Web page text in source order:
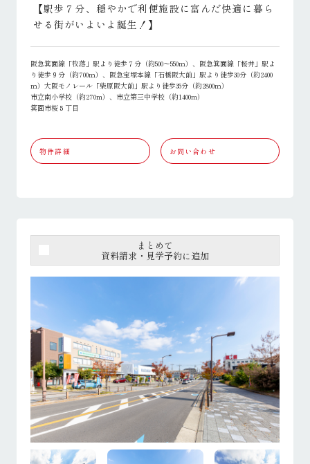
【駅歩７分、穏やかで利便施設に富んだ快適に暮ら
せる街がいよいよ誕生！】
阪急箕面線「牧落」駅より徒歩７分（約500～550ｍ）、阪急箕面線「桜井」駅よ
り徒歩９分（約700ｍ）、阪急宝塚本線「石橋阪大前」駅より徒歩30分（約2400
ｍ）大阪モノレール「柴原阪大前」駅より徒歩35分（約2800ｍ）
市立南小学校（約270m）、市立第三中学校（約1400m）
箕面市桜５丁目
物件詳細 お問い合わせ
まとめて
資料請求・見学予約に追加